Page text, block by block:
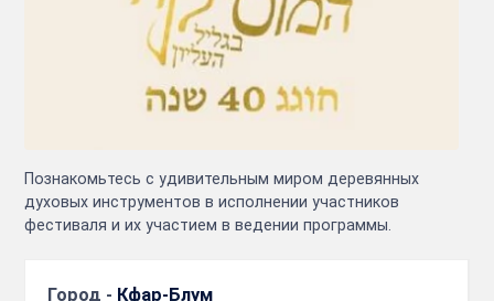
Познакомьтесь с удивительным миром деревянных
духовых инструментов в исполнении участников
фестиваля и их участием в ведении программы.
Город - Кфар-Блум